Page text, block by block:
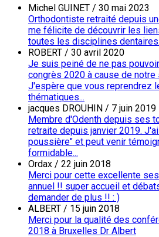
Michel GUINET / 30 mai 2023
Orthodontiste retraité depuis
me félicite de découvrir les
toutes les disciplines dentaires.
ROBERT / 30 avril 2020
Je suis peiné de ne pas
congrès 2020 à cause de notre
J'espère que vous reprendrez
thématiques...
jacques DROUHIN / 7 juin 2019
Membre d'Odenth depuis ses
retraite depuis janvier 2019.
poussière" et peut venir
formidable...
Ordax / 22 juin 2018
Merci pour cette excellente
annuel !! super accueil et
demander de plus !! : )
ALBERT / 15 juin 2018
Merci pour la qualité des
2018 à Bruxelles Dr Albert